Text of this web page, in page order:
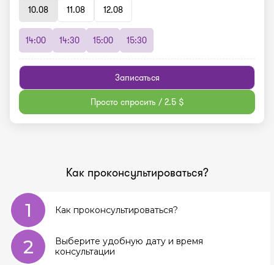
10.08
11.08 12.08
14:00 14:30 15:00 15:30
Записаться
Просто спросить / 2.5 $
Как проконсультироваться?
1 Как проконсультироваться?
2
Выберите удобную дату и время
консультации